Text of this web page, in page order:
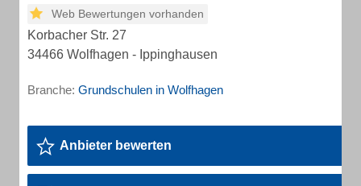
Web Bewertungen vorhanden
Korbacher Str. 27
34466 Wolfhagen - Ippinghausen
Branche: Grundschulen in Wolfhagen
Anbieter bewerten